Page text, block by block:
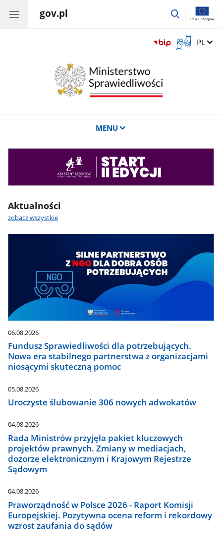
gov.pl
przejdź
Otwórz
okno
Zmień
PL
MENU
Aktualności
zobacz wszystkie
06.08.2026
Fundusz Sprawiedliwości dla potrzebujących.
Nowa era stabilnego partnerstwa z organizacjami
niosącymi skuteczną pomoc
05.08.2026
Uroczyste ślubowanie 306 nowych adwokatów
04.08.2026
Rada Ministrów przyjęła pakiet kluczowych
projektów prawnych. Zmiany w mediacjach,
dozorze elektronicznym i Krajowym Rejestrze
Sądowym
04.08.2026
Praworządność w Polsce 2026 - Raport Komisji
Europejskiej. Pozytywna ocena reform i rekordowy
wzrost zaufania do sądów